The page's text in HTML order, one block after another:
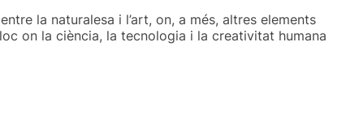
la naturalesa i l’art, on, a més, altres elements
on la ciència, la tecnologia i la creativitat humana